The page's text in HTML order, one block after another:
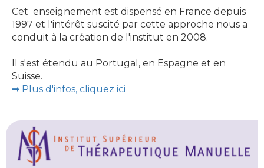
Cet enseignement est dispensé en France depuis
1997 et l'intérêt suscité par cette approche nous a
conduit à la création de l'institut en 2008.
Il s'est étendu au Portugal, en Espagne et en
Suisse.
➡︎ Plus d'infos, cliquez ici